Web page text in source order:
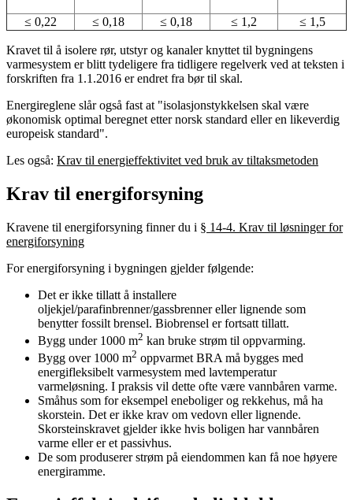
≤ 0,22 ≤ 0,18 ≤ 0,18 ≤ 1,2 ≤ 1,5
Kravet til å isolere rør, utstyr og kanaler knyttet til bygningens
varmesystem er blitt tydeligere fra tidligere regelverk ved at teksten i
forskriften fra 1.1.2016 er endret fra bør til skal.
Energireglene slår også fast at "isolasjonstykkelsen skal være
økonomisk optimal beregnet etter norsk standard eller en likeverdig
europeisk standard".
Les også: Krav til energieffektivitet ved bruk av tiltaksmetoden
Krav til energiforsyning
Kravene til energiforsyning finner du i § 14-4. Krav til løsninger for
energiforsyning
For energiforsyning i bygningen gjelder følgende:
Det er ikke tillatt å installere
oljekjel/parafinbrenner/gassbrenner eller lignende som
benytter fossilt brensel. Biobrensel er fortsatt tillatt.
Bygg under 1000 m2 kan bruke strøm til oppvarming.
Bygg over 1000 m2 oppvarmet BRA må bygges med
energifleksibelt varmesystem med lavtemperatur
varmeløsning. I praksis vil dette ofte være vannbåren varme.
Småhus som for eksempel eneboliger og rekkehus, må ha
skorstein. Det er ikke krav om vedovn eller lignende.
Skorsteinskravet gjelder ikke hvis boligen har vannbåren
varme eller er et passivhus.
De som produserer strøm på eiendommen kan få noe høyere
energiramme.